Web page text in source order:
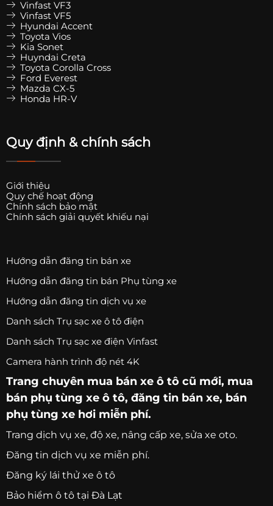
Vinfast VF3
Vinfast VF5
Hyundai Accent
Toyota Vios
Kia Sonet
Huyndai Creta
Toyota Corolla Cross
Ford Everest
Mazda CX-5
Honda HR-V
Quy định & chính sách
Giới thiệu
Quy chế hoạt động
Chính sách bảo mật
Chính sách giải quyết khiếu nại
Hướng dẫn đăng tin bán xe
Hướng dẫn đăng tin bán Phụ tùng xe
Hướng dẫn đăng tin dịch vụ xe
Danh sách Trụ sạc xe ô tô điện
Danh sách Trụ sạc xe điện Vinfast
Camera hành trình độ nét 4K
Trang chuyên mua bán xe ô tô cũ mới, mua
bán phụ tùng xe ô tô, đăng tin bán xe, bán
phụ tùng xe hơi miễn phí.
Trang dịch vụ xe, độ xe, nâng cấp xe, sửa xe oto.
Đăng tin dịch vụ xe miễn phí.
Đăng ký lái thử xe ô tô
Bảo hiểm ô tô tại Đà Lạt